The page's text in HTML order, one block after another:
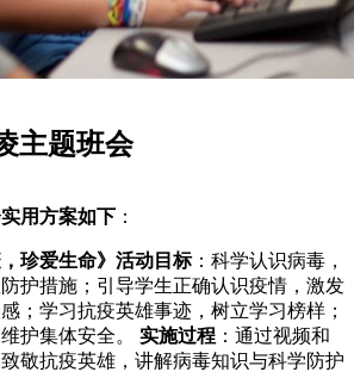
主题班会
用方案如下 ：
珍爱生命》 活动目标：科学认识病毒，
护措施；引导学生正确认识疫情，激发
；学习抗疫英雄事迹，树立学习榜样；
护集体安全。 实施过程 ：通过视频和
敬抗疫英雄，讲解病毒知识与科学防护